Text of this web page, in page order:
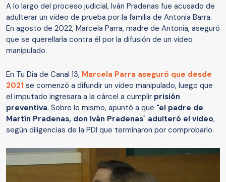
A lo largo del proceso judicial, Iván Pradenas fue acusado de
adulterar un video de prueba por la familia de Antonia Barra.
En agosto de 2022, Marcela Parra, madre de Antonia, aseguró
que se querellaría contra él por la difusión de un video
manipulado.
En Tu Día de Canal 13, Marcela Parra aseguró que desde
2021 se comenzó a difundir un video manipulado, luego que
el imputado ingresara a la cárcel a cumplir prisión
preventiva. Sobre lo mismo, apuntó a que "el padre de
Martín Pradenas, don Iván Pradenas" adulteró el video,
según diligencias de la PDI que terminaron por comprobarlo.